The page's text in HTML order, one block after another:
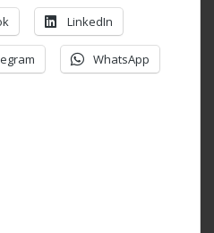
LinkedIn
WhatsApp